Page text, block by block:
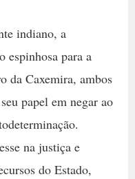
indiano, a
espinhosa para a
da Caxemira, ambos
papel em negar ao
na justiça e
do Estado,